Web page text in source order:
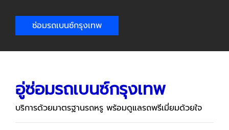
ซ่อมรถเบนซ์กรุงเทพ
อู่ซ่อมรถเบนซ์กรุงเทพ
บริการด้วยมาตรฐานรถหรู พร้อมดูแลรถพรีเมี่ยมด้วยใจ